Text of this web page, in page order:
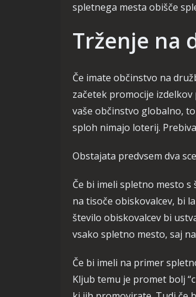
spletnega mesta obišče
Trženje na
Če imate občinstvo na
začetek promocije
vaše občinstvo globalno,
sploh nimajo loterij.
Obstajata predvsem dva
Če bi imeli spletno mesto
na tisoče obiskovalcev, bi
število obiskovalcev bi
vsako spletno mesto, saj
Če bi imeli na primer
Kljub temu je promet bolj